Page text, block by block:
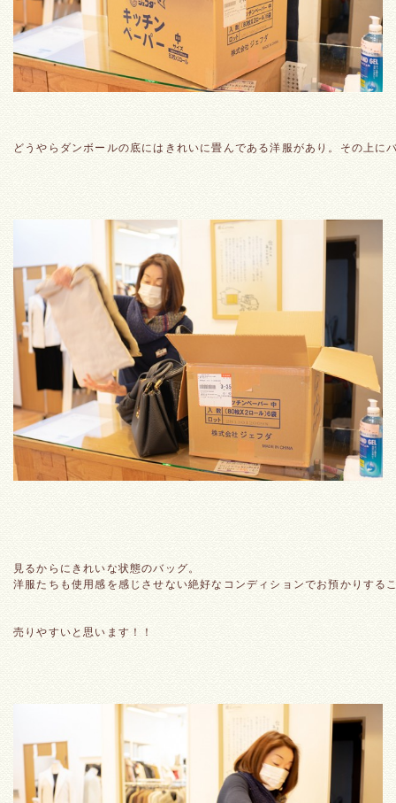
どうやらダンボールの底にはきれいに畳んである洋服があり。その上に
見るからにきれいな状態のバッグ。
洋服たちも使用感を感じさせない絶好なコンディションでお預かりする
売りやすいと思います！！